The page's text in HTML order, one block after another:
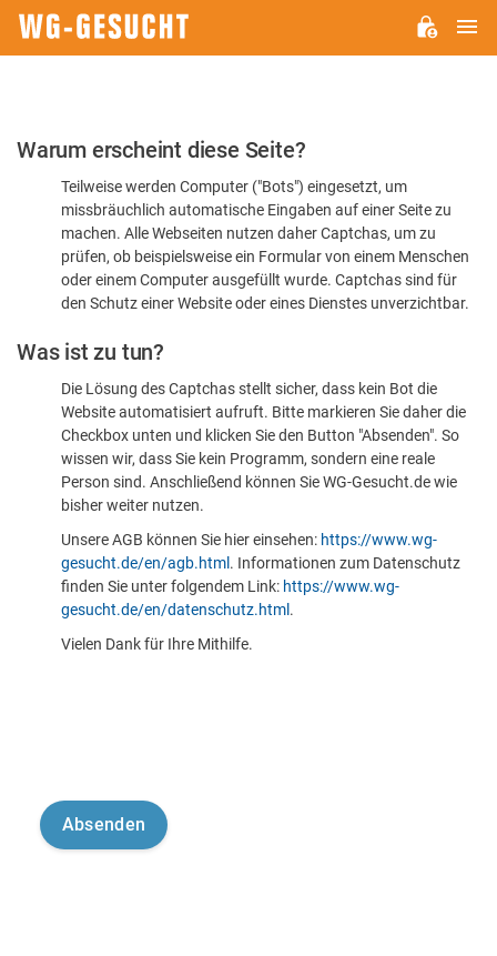
Bitte
dass
sind
Warum erscheint diese Seite?
Teilweise werden Computer ("Bots") eingesetzt, um
missbräuchlich automatische Eingaben auf einer Seite zu
machen. Alle Webseiten nutzen daher Captchas, um zu
prüfen, ob beispielsweise ein Formular von einem Menschen
oder einem Computer ausgefüllt wurde. Captchas sind für
den Schutz einer Website oder eines Dienstes unverzichtbar.
Was ist zu tun?
Die Lösung des Captchas stellt sicher, dass kein Bot die
Website automatisiert aufruft. Bitte markieren Sie daher die
Checkbox unten und klicken Sie den Button "Absenden". So
wissen wir, dass Sie kein Programm, sondern eine reale
Person sind. Anschließend können Sie WG-Gesucht.de wie
bisher weiter nutzen.
Unsere AGB können Sie hier einsehen: https://www.wg-
gesucht.de/en/agb.html . Informationen zum Datenschutz
finden Sie unter folgendem Link: https://www.wg-
gesucht.de/en/datenschutz.html .
Vielen Dank für Ihre Mithilfe.